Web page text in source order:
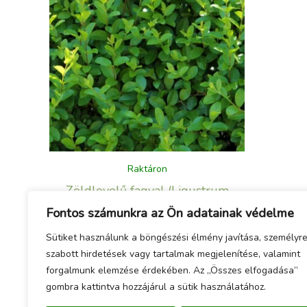
Fontos számunkra az Ön adatainak védelme
Sütiket használunk a böngészési élmény javítása, személyre
szabott hirdetések vagy tartalmak megjelenítése, valamint
forgalmunk elemzése érdekében. Az „Összes elfogadása”
gombra kattintva hozzájárul a sütik használatához.
Raktáron
Zöldlevelű fagyal (Ligustrum
ovalifolium)
1 290Ft